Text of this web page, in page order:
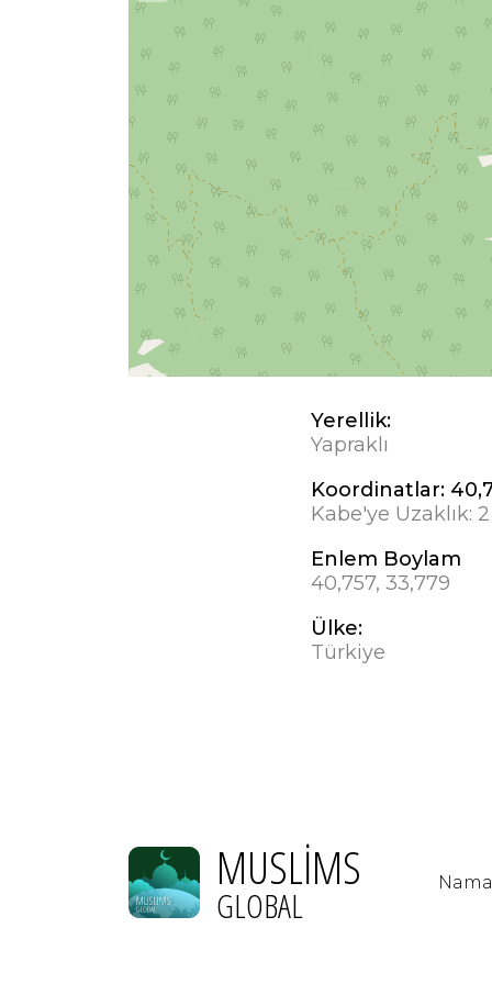
Yerellik:
Yapraklı
Koordinatlar:
Kabe'ye Uzaklık:
Enlem Boylam
40,757, 33,779
Ülke:
Türkiye
MUSLIMS
GLOBAL